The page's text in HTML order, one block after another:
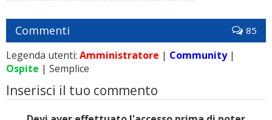
Commenti 85
Legenda utenti: Amministratore | Community|
Ospite | Semplice
Inserisci il tuo commento